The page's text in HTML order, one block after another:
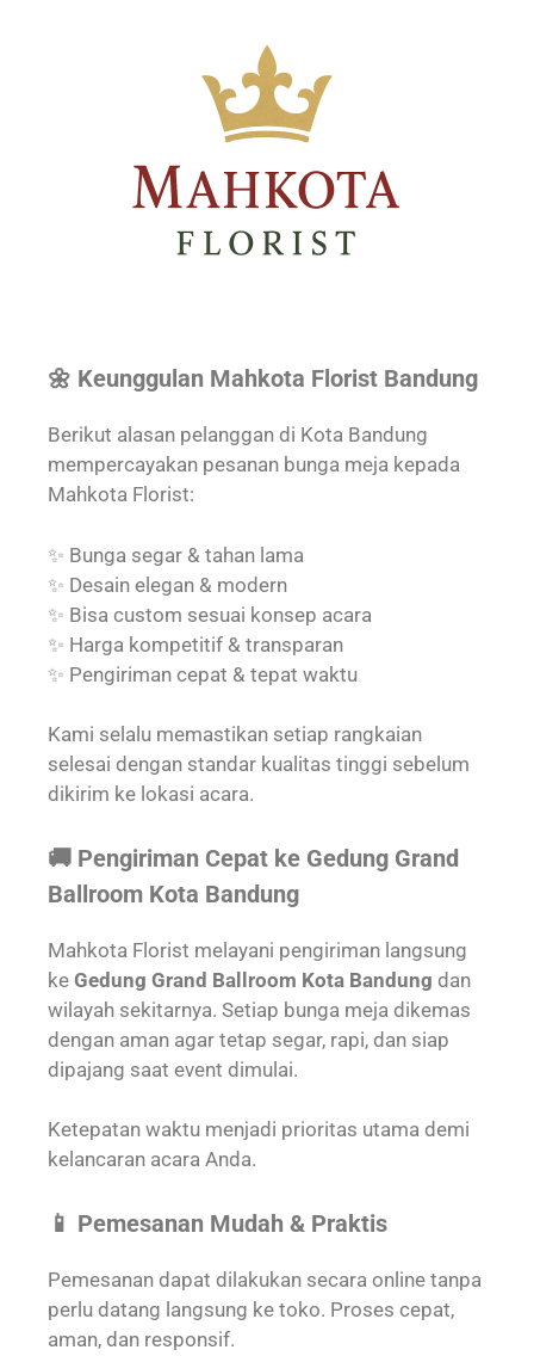
🌼 Keunggulan Mahkota Florist Bandung
Berikut alasan pelanggan di Kota Bandung
mempercayakan pesanan bunga meja kepada
Mahkota Florist:
✨ Bunga segar & tahan lama
✨ Desain elegan & modern
✨ Bisa custom sesuai konsep acara
✨ Harga kompetitif & transparan
✨ Pengiriman cepat & tepat waktu
Kami selalu memastikan setiap rangkaian
selesai dengan standar kualitas tinggi sebelum
dikirim ke lokasi acara.
🚚 Pengiriman Cepat ke Gedung Grand
Ballroom Kota Bandung
Mahkota Florist melayani pengiriman langsung
ke Gedung Grand Ballroom Kota Bandung dan
wilayah sekitarnya. Setiap bunga meja dikemas
dengan aman agar tetap segar, rapi, dan siap
dipajang saat event dimulai.
Ketepatan waktu menjadi prioritas utama demi
kelancaran acara Anda.
📱 Pemesanan Mudah & Praktis
Pemesanan dapat dilakukan secara online tanpa
perlu datang langsung ke toko. Proses cepat,
aman, dan responsif.